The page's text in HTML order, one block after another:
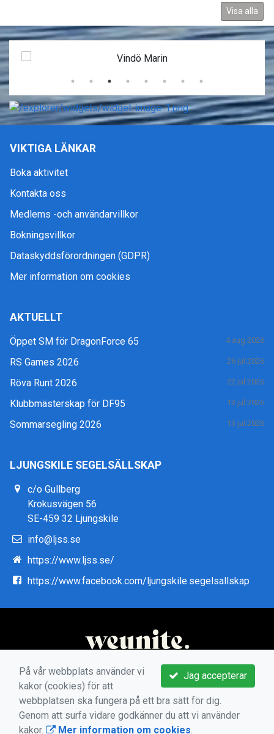
Visa alla
VIKTIGA LÄNKAR
Boka aktivitet
Kontakta oss
Medlems -och användarvillkor
Bokningsvillkor
Dataskyddsförordningen (GDPR)
Mer information om cookies
AKTUELLT
Öppet SM för DragonForce 65 4 aug 2026
RS Games 2026 26 jul 2026
Röva Runt 2026 22 jul 2026
Klubbmästerskap för DF95 13 jul 2026
Sommarsegling 2026 13 jul 2026
LJUNGSKILE SEGELSÄLLSKAP
c/o Gullberg
Krokusvägen 56
SE-459 32 Ljungskile
info@ljss.se
https://www.ljss.se/
https://www.facebook.com/ljungskile.segelsallskap
Jag accepterar
På vår webbplats använder vi
kakor (cookies) för att
webbplatsen ska fungera på ett bra sätt för dig.
Genom att surfa vidare godkänner du att vi använder
kakor.
Mer information om cookies.